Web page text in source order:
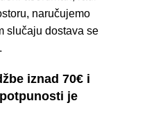
naručujemo
slučaju dostava se
iznad 70€ i
je